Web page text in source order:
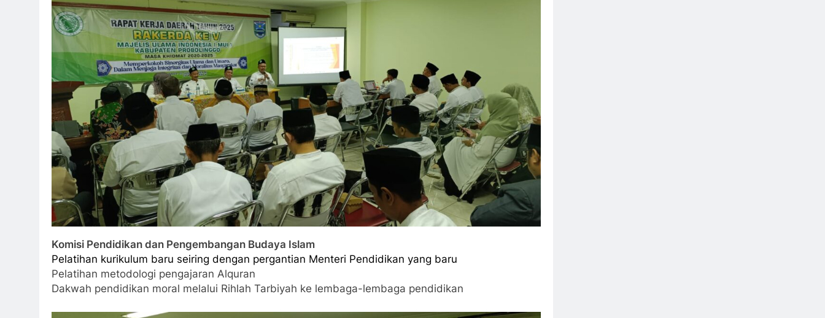
Komisi Pendidikan dan Pengembangan Budaya Islam
Pelatihan kurikulum baru seiring dengan pergantian Menteri Pendidikan yang baru
Pelatihan metodologi pengajaran Alquran
Dakwah pendidikan moral melalui Rihlah Tarbiyah ke lembaga-lembaga pendidikan